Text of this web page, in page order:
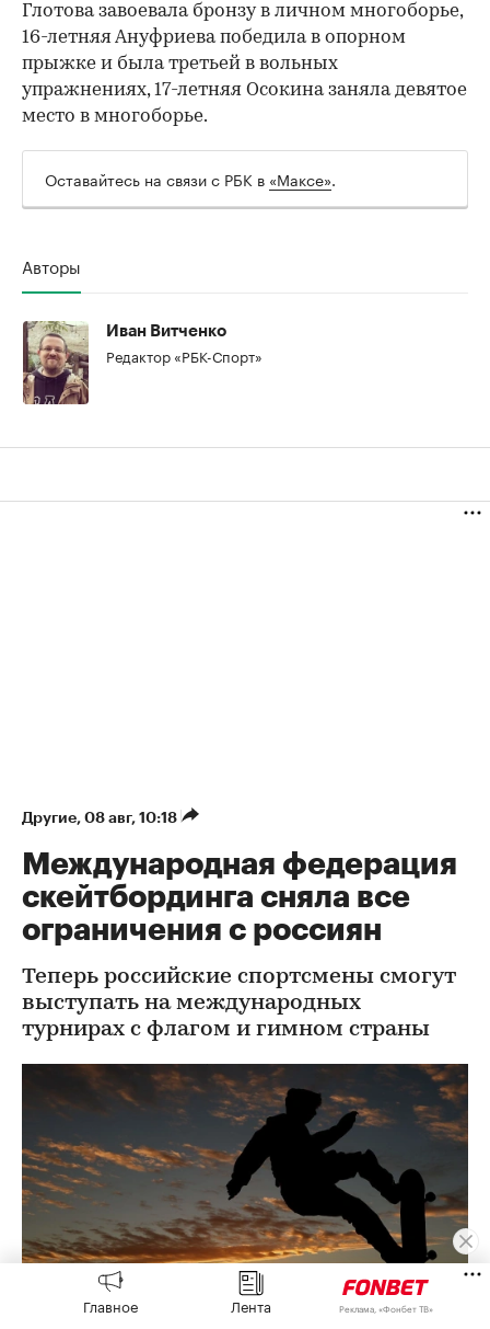
Глотова завоевала бронзу в личном многоборье,
16-летняя Ануфриева победила в опорном
прыжке и была третьей в вольных
упражнениях, 17-летняя Осокина заняла девятое
место в многоборье.
Оставайтесь на связи с РБК в «Максе».
Авторы
Иван Витченко
Редактор «РБК-Спорт»
Другие 08 авг, 10:18
Международная федерация
скейтбординга сняла все
ограничения с россиян
Теперь российские спортсмены смогут
выступать на международных
турнирах с флагом и гимном страны
Главное Лента Реклама, «Фонбет ТВ»